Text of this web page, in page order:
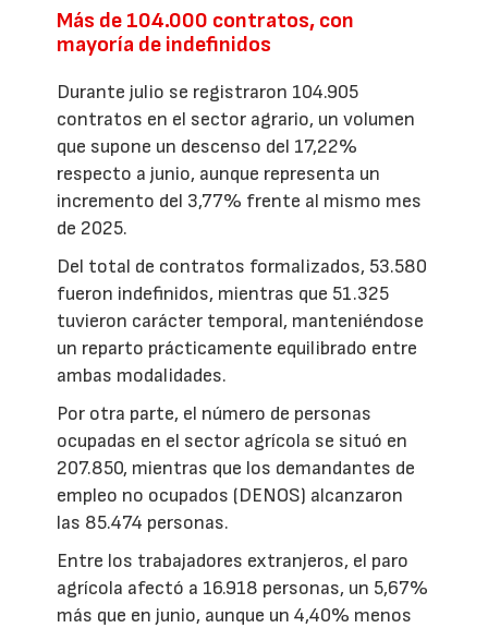
Más de 104.000 contratos, con
mayoría de indefinidos
Durante julio se registraron 104.905
contratos en el sector agrario, un volumen
que supone un descenso del 17,22%
respecto a junio, aunque representa un
incremento del 3,77% frente al mismo mes
de 2025.
Del total de contratos formalizados, 53.580
fueron indefinidos, mientras que 51.325
tuvieron carácter temporal, manteniéndose
un reparto prácticamente equilibrado entre
ambas modalidades.
Por otra parte, el número de personas
ocupadas en el sector agrícola se situó en
207.850, mientras que los demandantes de
empleo no ocupados (DENOS) alcanzaron
las 85.474 personas.
Entre los trabajadores extranjeros, el paro
agrícola afectó a 16.918 personas, un 5,67%
más que en junio, aunque un 4,40% menos